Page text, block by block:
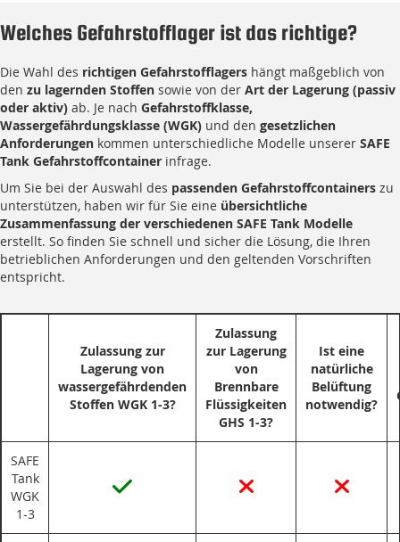
Welches Gefahrstofflager ist das richtige?
Die Wahl des richtigen Gefahrstofflagers hängt maßgeblich von
den zu lagernden Stoffen sowie von der Art der Lagerung (passiv
oder aktiv) ab. Je nach Gefahrstoffklasse,
Wassergefährdungsklasse (WGK) und den gesetzlichen
Anforderungen kommen unterschiedliche Modelle unserer SAFE
Tank Gefahrstoffcontainer infrage.
Um Sie bei der Auswahl des passenden Gefahrstoffcontainers zu
unterstützen, haben wir für Sie eine übersichtliche
Zusammenfassung der verschiedenen SAFE Tank Modelle
erstellt. So finden Sie schnell und sicher die Lösung, die Ihren
betrieblichen Anforderungen und den geltenden Vorschriften
entspricht.
Zulassung zur
Lagerung von
wassergefährdenden
Stoffen WGK 1-3?
Zulassung
zur Lagerung
von
Brennbare
Flüssigkeiten
GHS 1-3?
Ist eine
natürliche
Belüftung
notwendig?
SAFE
Tank
WGK
1-3